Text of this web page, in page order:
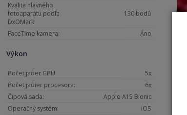
Kvalita hlavného
fotoaparátu podľa
DxOMark:
130 bodů
FaceTime kamera: Áno
Výkon
Počet jader GPU
5x
Počet jadier procesora:
6x
Čipová sada:
Apple A15 Bionic
Operačný systém:
iOS